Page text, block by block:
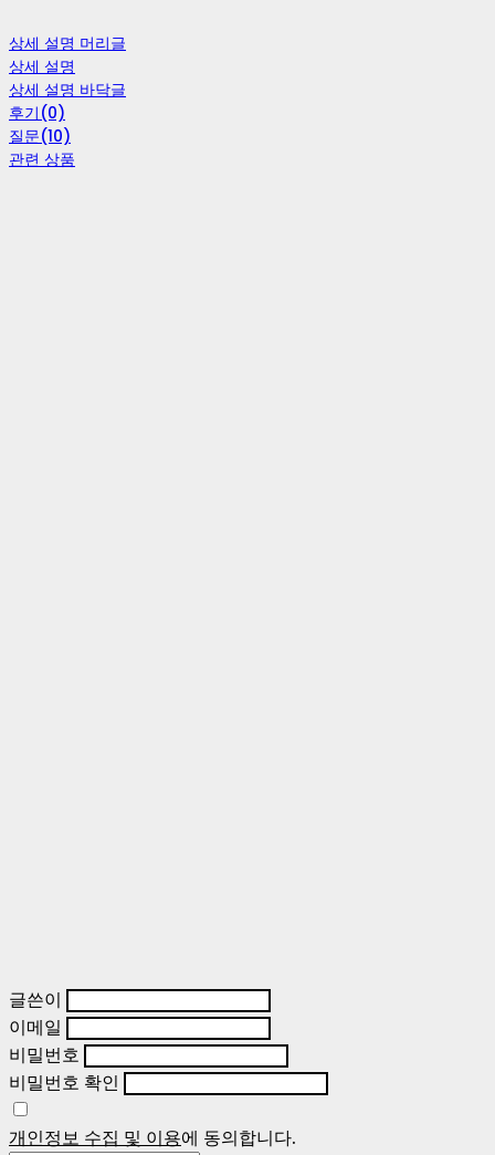
상세 설명 머리글
상세 설명
상세 설명 바닥글
후기(0)
질문(10)
관련 상품
글쓴이
이메일
비밀번호
비밀번호 확인
개인정보 수집 및 이용에 동의합니다.